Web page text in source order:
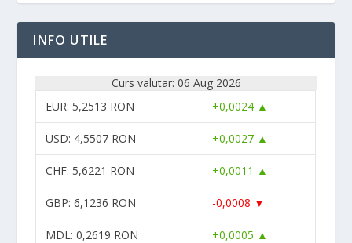
INFO UTILE
Curs valutar: 06 Aug 2026
EUR: 5,2513 RON +0,0024 ▲
USD: 4,5507 RON +0,0027 ▲
CHF: 5,6221 RON +0,0011 ▲
GBP: 6,1236 RON -0,0008 ▼
MDL: 0,2619 RON
+0,0005 ▲